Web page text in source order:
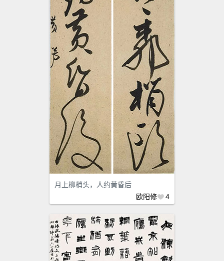
月上柳梢头，人约黄昏后
欧阳修
4